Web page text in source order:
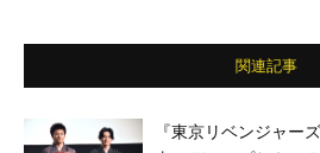
関連記事
『東京リベンジャー